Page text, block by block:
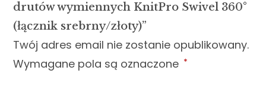
drutów wymiennych KnitPro Swivel 360°
(łącznik srebrny/złoty)”
Twój adres email nie zostanie opublikowany.
Wymagane pola są oznaczone *